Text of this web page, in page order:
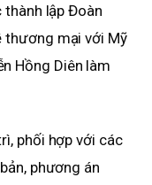
thành lập Đoàn
thương mại với Mỹ
Hồng Diên làm
phối hợp với các
phương án